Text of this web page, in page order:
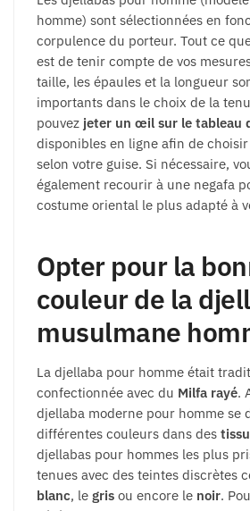
homme) sont sélectionnées en
corpulence du porteur. Tout ce
est de tenir compte de vos
taille, les épaules et la longueur
importants dans le choix de la
pouvez jeter un œil sur le tableau
disponibles en ligne afin de
selon votre guise. Si nécessaire,
également recourir à une negafa
costume oriental le plus adapté à
Opter pour la
couleur de la
musulmane
La djellaba pour homme était
confectionnée avec du Milfa rayé.
djellaba moderne pour homme se
différentes couleurs dans des
djellabas pour hommes les plus
tenues avec des teintes discrètes
blanc, le gris ou encore le noir.